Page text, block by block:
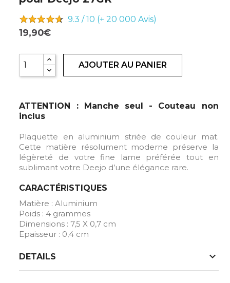
9.3 / 10 (+ 20 000 Avis)
19,90€
AJOUTER AU PANIER
ATTENTION : Manche seul - Couteau non
inclus
Plaquette en aluminium striée de couleur mat.
Cette matière résolument moderne préserve la
légèreté de votre fine lame préférée tout en
sublimant votre Deejo d’une élégance rare.
CARACTÉRISTIQUES
Matière : Aluminium
Poids : 4 grammes
Dimensions : 7,5 X 0,7 cm
Epaisseur : 0,4 cm
DETAILS expand_more